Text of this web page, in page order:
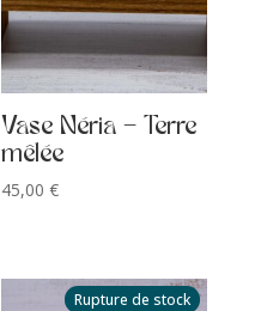
Vase Néria – Terre
mêlée
45,00€
Rupture de stock